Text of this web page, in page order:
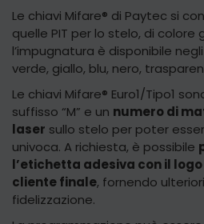
Le chiavi Mifare® di Paytec si
quelle PIT per lo stelo, di colore
l’impugnatura è disponibile
verde, giallo, blu, nero,
Le chiavi Mifare® Euro1/Tipo1
suffisso “M” e un numero di
laser sullo stelo per poter
univoca. A richiesta, è possibile
l’etichetta adesiva con il
cliente finale, fornendo
fidelizzazione.